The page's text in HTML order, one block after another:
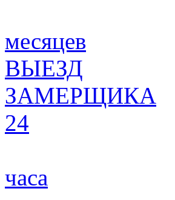
месяцев
ВЫЕЗД
ЗАМЕРЩИКА
24
часа